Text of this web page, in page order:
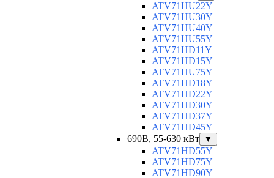
ATV71HU22Y
ATV71HU30Y
ATV71HU40Y
ATV71HU55Y
ATV71HD11Y
ATV71HD15Y
ATV71HU75Y
ATV71HD18Y
ATV71HD22Y
ATV71HD30Y
ATV71HD37Y
ATV71HD45Y
690В, 55-630 кВт
▼
ATV71HD55Y
ATV71HD75Y
ATV71HD90Y